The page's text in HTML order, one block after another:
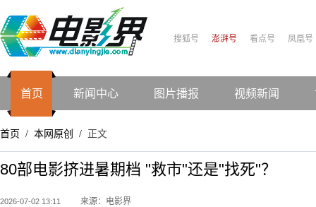
搜狐号 澎湃号 看点号 凤凰号
首页 新闻中心 图片播报 视频新闻
首页 / 本网原创 / 正文
80部电影挤进暑期档 "救市"还是"找死"？
2026-07-02 13:11 来源：电影界